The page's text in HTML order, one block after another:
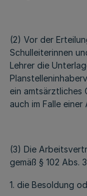
(2) Vor der
Schulleiterinnen
Lehrer die
ein amtsärztliches
auch im Falle einer
(3) Die
gemäß § 102 Abs.
1. die Besoldung